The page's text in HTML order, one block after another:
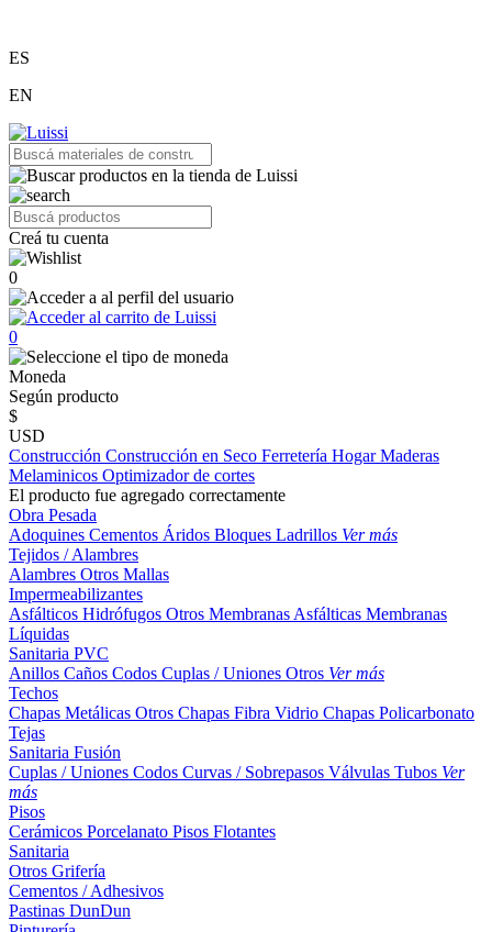
ES
EN
Creá tu cuenta
0
0
Moneda
Según producto
$
USD
Construcción Construcción en Seco Ferretería HogarMaderas
Melaminicos Optimizador de cortes
El producto fue agregado correctamente
Obra Pesada
Adoquines Cementos Áridos Bloques Ladrillos Ver más
Tejidos / Alambres
Alambres Otros Mallas
Impermeabilizantes
Asfálticos Hidrófugos Otros Membranas Asfálticas Membranas
Líquidas
Sanitaria PVC
Anillos Caños Codos Cuplas / Uniones Otros Ver más
Techos
Chapas Metálicas Otros Chapas Fibra Vidrio Chapas Policarbonato
Tejas
Sanitaria Fusión
Cuplas / Uniones Codos Curvas / Sobrepasos Válvulas Tubos Ver
más
Pisos
Cerámicos Porcelanato Pisos Flotantes
Sanitaria
Otros Grifería
Cementos / Adhesivos
Pastinas DunDun